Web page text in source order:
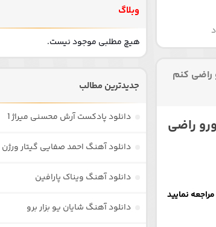
راضی کنم
راضی
وبلاگ
هیچ مطلبی موجود نیست.
جدیدترین مطالب
دانلود پادکست آرش محسنی میراژ 1
دانلود آهنگ احمد صفایی گیتار
دانلود آهنگ ویناک پارافین
دانلود آهنگ شایان یو بزار برو